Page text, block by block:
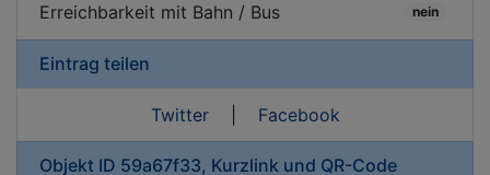
Erreichbarkeit mit Bahn / Bus nein
Eintrag teilen
Twitter| Facebook
Objekt ID 59a67f33, Kurzlink und QR-Code